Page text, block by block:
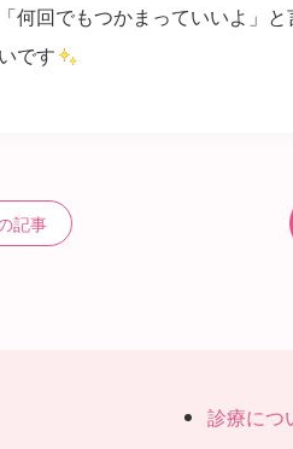
「何回でもつかまっていいよ」
いです
記事
診療につ